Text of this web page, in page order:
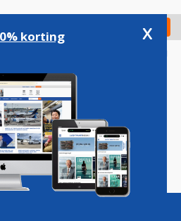
Check in
Podcasts Vacatures
korting x